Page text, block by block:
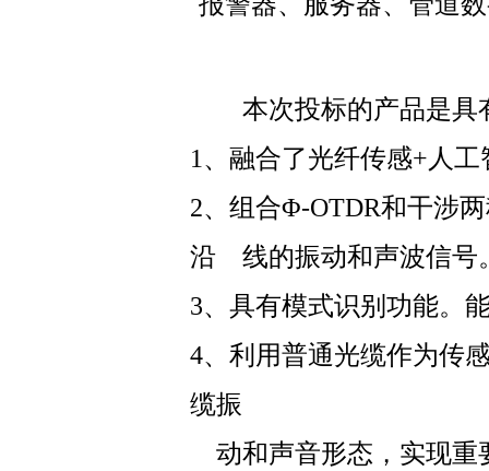
本次投标的产品是具
1、融合了光纤传感+人
2、组合Φ-OTDR和干涉
沿 线的振动和声波信号
3、具有模式识别功能。
4、利用普通光缆作为传
缆振
动和声音形态，实现重